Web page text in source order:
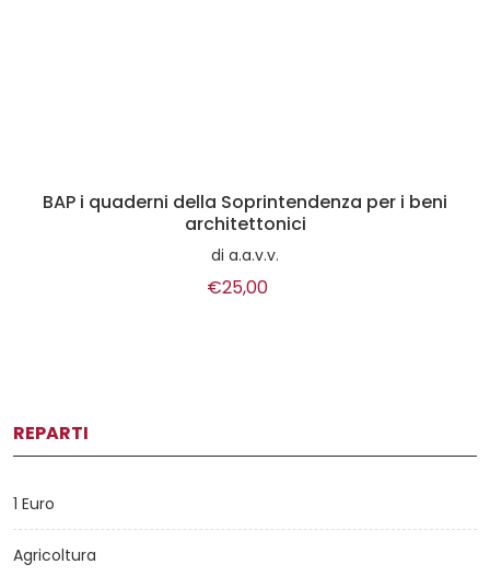
BAP i quaderni della Soprintendenza per i beni
architettonici
di a.a.v.v.
€25,00
REPARTI
1 Euro
Agricoltura